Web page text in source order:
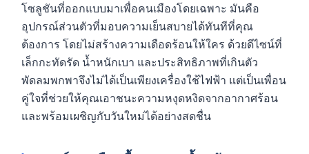
โซลูชันที่ออกแบบมาเพื่อคนเมืองโดยเฉพาะ มันคือ
อุปกรณ์ส่วนตัวที่มอบความเย็นสบายได้ทันทีที่คุณ
ต้องการ โดยไม่สร้างความเดือดร้อนให้ใคร ด้วยดีไซน์ที่
เล็กกะทัดรัด น้ำหนักเบา และประสิทธิภาพที่เกินตัว
พัดลมพกพาจึงไม่ได้เป็นเพียงเครื่องใช้ไฟฟ้า แต่เป็นเพื่อน
คู่ใจที่ช่วยให้คุณเอาชนะความหงุดหงิดจากอากาศร้อน
และพร้อมเผชิญกับวันใหม่ได้อย่างสดชื่น